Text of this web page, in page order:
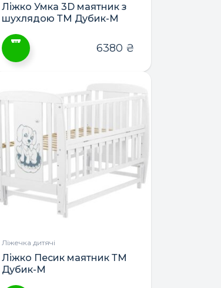
Ліжко Умка 3D маятник з
шухлядою ТМ Дубик-М
варіантів.
Параметри
можна
вибрати
сторінці
товару
6380 ₴
Ліжечка дитячі
Ліжко Песик маятник ТМ
Дубик-М